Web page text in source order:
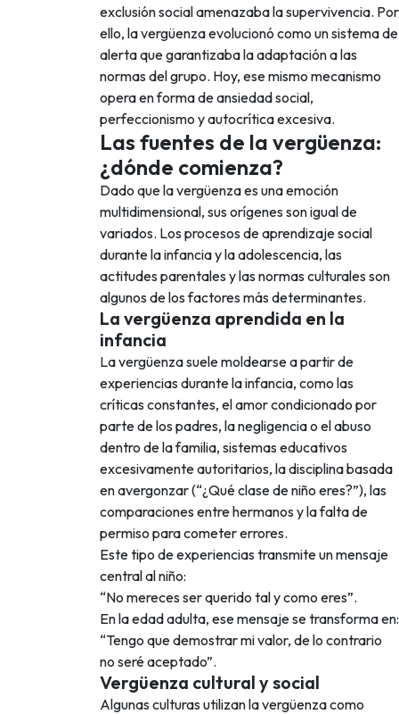
exclusión social amenazaba la supervivencia. Por
ello, la vergüenza evolucionó como un sistema de
alerta que garantizaba la adaptación a las
normas del grupo. Hoy, ese mismo mecanismo
opera en forma de ansiedad social,
perfeccionismo y autocrítica excesiva.
Las fuentes de la vergüenza:
¿dónde comienza?
Dado que la vergüenza es una emoción
multidimensional, sus orígenes son igual de
variados. Los procesos de aprendizaje social
durante la infancia y la adolescencia, las
actitudes parentales y las normas culturales son
algunos de los factores más determinantes.
La vergüenza aprendida en la
infancia
La vergüenza suele moldearse a partir de
experiencias durante la infancia, como las
críticas constantes, el amor condicionado por
parte de los padres, la negligencia o el abuso
dentro de la familia, sistemas educativos
excesivamente autoritarios, la disciplina basada
en avergonzar (“¿Qué clase de niño eres?”), las
comparaciones entre hermanos y la falta de
permiso para cometer errores.
Este tipo de experiencias transmite un mensaje
central al niño:
“No mereces ser querido tal y como eres”.
En la edad adulta, ese mensaje se transforma en:
“Tengo que demostrar mi valor, de lo contrario
no seré aceptado”.
Vergüenza cultural y social
Algunas culturas utilizan la vergüenza como